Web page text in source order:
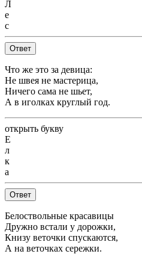
Л
е
с
Ответ
Что же это за девица:
Не швея не мастерица,
Ничего сама не шьет,
А в иголках круглый год.
открыть букву
Е
л
к
а
Ответ
Белоствольные красавицы
Дружно встали у дорожки,
Книзу веточки спускаются,
А на веточках сережки.